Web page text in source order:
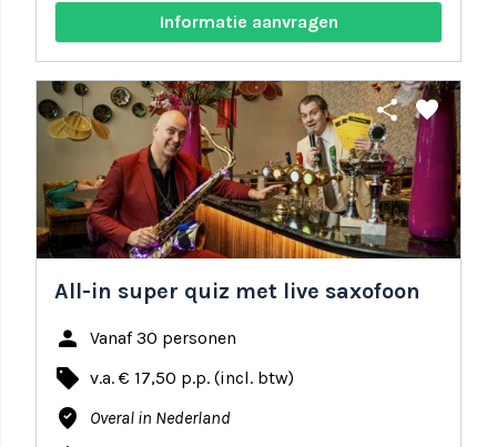
Informatie aanvragen
share favorite
All-in super quiz met live saxofoon
person Vanaf 30 personen
local_offer v.a. € 17,50 p.p. (incl. btw)
where_to_vote Overal in Nederland